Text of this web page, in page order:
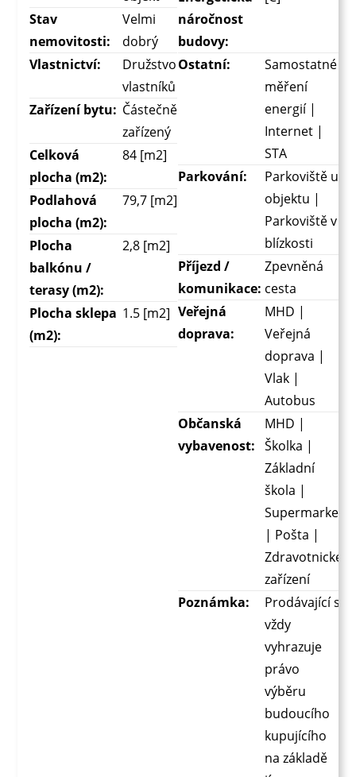
Stav
nemovitosti:
Velmi
dobrý
Vlastnictví:
Družstvo
vlastníků
Zařízení bytu: Částečně
zařízený
Celková
plocha (m2):
84 [m2]
Podlahová
plocha (m2):
79,7 [m2]
Plocha
balkónu /
terasy (m2):
2,8 [m2]
Plocha sklepa
(m2):
1.5 [m2]
náročnost
budovy:
Ostatní:
Samostatné
měření
energií |
Internet |
STA
Parkování:
Parkoviště u
objektu |
Parkoviště v
blízkosti
Příjezd /
komunikace:
Zpevněná
cesta
Veřejná
doprava:
MHD |
Veřejná
doprava |
Vlak |
Autobus
Občanská
vybavenost:
MHD |
Školka |
Základní
škola |
Supermarket
| Pošta |
Zdravotnické
zařízení
Poznámka:
Prodávající si
vždy
vyhrazuje
právo
výběru
budoucího
kupujícího
na základě